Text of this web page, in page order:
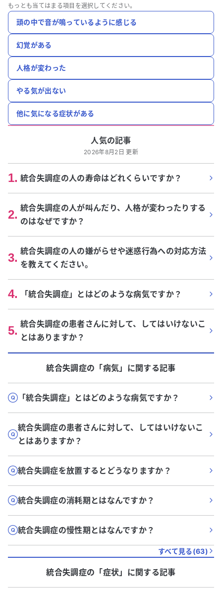
もっとも当てはまる項目を選択してください。
頭の中で音が鳴っているように感じる
幻覚がある
人格が変わった
やる気が出ない
他に気になる症状がある
人気の記事
2026年8月2日 更新
1. 統合失調症の人の寿命はどれくらいですか？
2. 統合失調症の人が叫んだり、人格が変わったりする
のはなぜですか？
3. 統合失調症の人の嫌がらせや迷惑行為への対応方法
を教えてください。
4. 「統合失調症」とはどのような病気ですか？
5. 統合失調症の患者さんに対して、してはいけないこ
とはありますか？
統合失調症の「病気 」に関する記事
「統合失調症」とはどのような病気ですか？
統合失調症の患者さんに対して、してはいけないこ
とはありますか？
統合失調症を放置するとどうなりますか？
統合失調症の消耗期とはなんですか？
統合失調症の慢性期とはなんですか？
すべて見る(63)
統合失調症の「症状」に関する記事